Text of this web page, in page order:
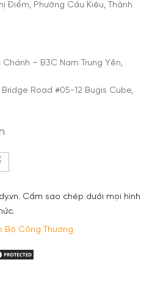
Điểm, Phường Cầu Kiệu, Thành
– B3C Nam Trung Yên,
Road #05-12 Bugis Cube,
Cấm sao chép dưới mọi hình